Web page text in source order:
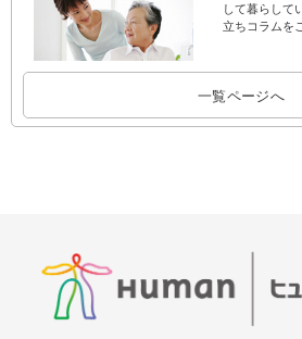
して暮らして
立ちコラムを
一覧ページへ